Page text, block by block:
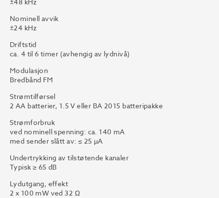
Nominell avvik
±24 kHz
Driftstid
ca. 4 til 6 timer (avhengig av lydnivå)
Modulasjon
Bredbånd FM
Strømtilførsel
2 AA batterier, 1.5 V eller BA 2015 batteripakke
Strømforbruk
ved nominell spenning: ca. 140 mA
med sender slått av: ≤ 25 µA
Undertrykking av tilstøtende kanaler
Typisk ≥ 65 dB
Lydutgang, effekt
2 x 100 mW ved 32 Ω